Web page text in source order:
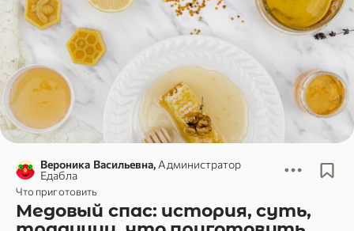
Вероника Васильевна, Администратор
Едабла
Что приготовить
Медовый спас: история, суть,